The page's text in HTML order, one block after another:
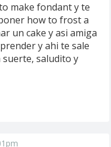
make fondant y te
how to frost a
un cake y asi amiga
y ahi te sale
suerte, saludito y